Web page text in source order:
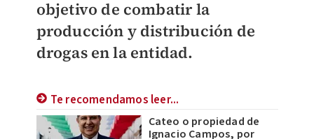
objetivo de combatir la
producción y distribución de
drogas en la entidad.
Te recomendamos leer...
Cateo o propiedad de
Ignacio Campos, por